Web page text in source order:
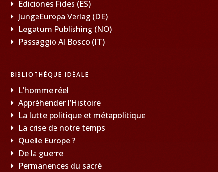
Ediciones Fides (ES)
JungeEuropa Verlag (DE)
Legatum Publishing (NO)
Passaggio Al Bosco (IT)
BIBLIOTHÈQUE IDÉALE
L’homme réel
Appréhender l’Histoire
La lutte politique et métapolitique
La crise de notre temps
Quelle Europe ?
De la guerre
Permanences du sacré